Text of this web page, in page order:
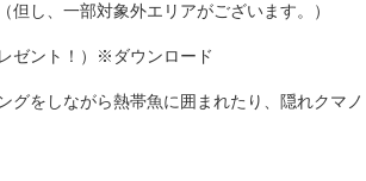
し、一部対象外エリアがございます。）
ゼント！）※ダウンロード
をしながら熱帯魚に囲まれたり、隠れクマノ